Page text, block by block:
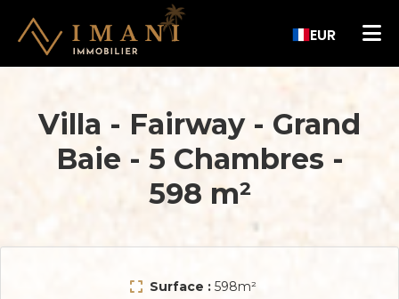
EUR
Villa - Fairway- Grand
Baie - 5 Chambres -
598 m²
Surface : 598m²